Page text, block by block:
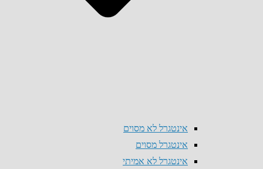
אינטגרל לא מסוים
אינטגרל מסוים
אינטגרל לא אמיתי